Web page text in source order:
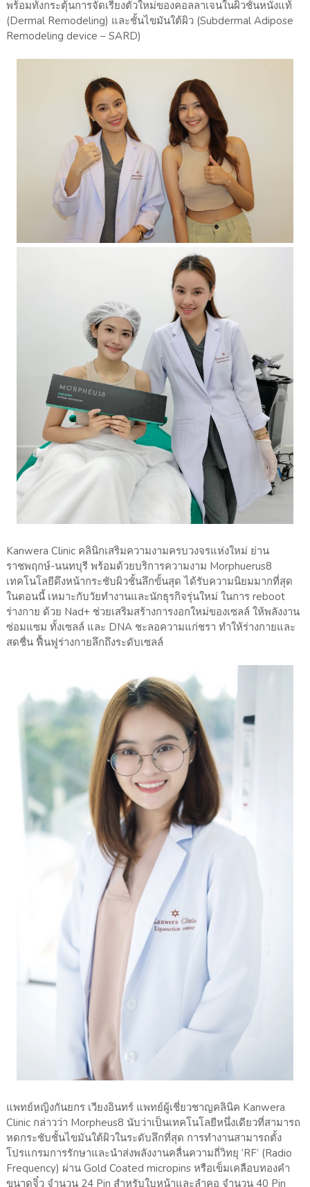
พร้อมทั้งกระตุ้นการจัดเรียงตัวใหม่ของคอลลาเจนในผิวชั้นหนังแท้
(Dermal Remodeling) และชั้นไขมันใต้ผิว (Subdermal Adipose
Remodeling device – SARD)
Kanwera Clinic คลินิกเสริมความงามครบวงจรแห่งใหม่ ย่าน
ราชพฤกษ์-นนทบุรี พร้อมด้วยบริการความงาม Morphuerus8
เทคโนโลยีดึงหน้ากระชับผิวชั้นลึกขั้นสุด ได้รับความนิยมมากที่สุด
ในตอนนี้ เหมาะกับวัยทำงานและนักธุรกิจรุ่นใหม่ ในการ reboot
ร่างกาย ด้วย Nad+ ช่วยเสริมสร้างการงอกใหม่ของเซลล์ ให้พลังงาน
ซ่อมแซม ทั้งเซลล์ และ DNA ชะลอความแก่ชรา ทำให้ร่างกายและ
สดชื่น ฟื้นฟูร่างกายลึกถึงระดับเซลล์
แพทย์หญิงกันยกร เวียงอินทร์ แพทย์ผู้เชี่ยวชาญคลินิค Kanwera
Clinic กล่าวว่า Morpheus8 นับว่าเป็นเทคโนโลยีหนึ่งเดียวที่สามารถ
หดกระชับชั้นไขมันใต้ผิวในระดับลึกที่สุด การทำงานสามารถตั้ง
โปรแกรมการรักษาและนำส่งพลังงานคลื่นความถี่วิทยุ ‘RF’ (Radio
Frequency) ผ่าน Gold Coated micropins หรือเข็มเคลือบทองคำ
ขนาดจิ๋ว จำนวน 24 Pin สำหรับใบหน้าและลำคอ จำนวน 40 Pin